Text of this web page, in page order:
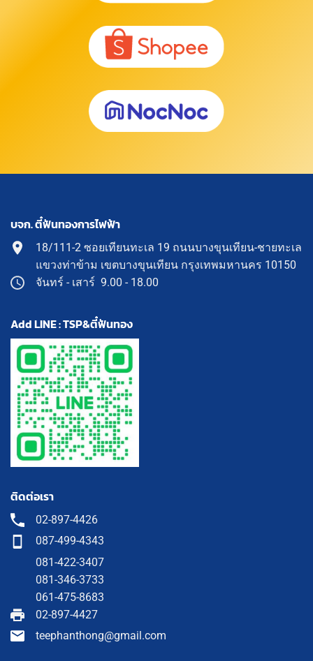
บจก. ตี๋ฟันทองการไฟฟ้า
18/111-2 ซอยเทียนทะเล 19 ถนนบางขุนเทียน-ชายทะเล
แขวงท่าข้าม เขตบางขุนเทียน กรุงเทพมหานคร 10150
จันทร์ - เสาร์ 9.00 - 18.00
Add LINE : TSP&ตี๋ฟันทอง
ติดต่อเรา
02-897-4426
087-499-4343
081-422-3407
081-346-3733
061-475-8683
02-897-4427
teephanthong@gmail.com